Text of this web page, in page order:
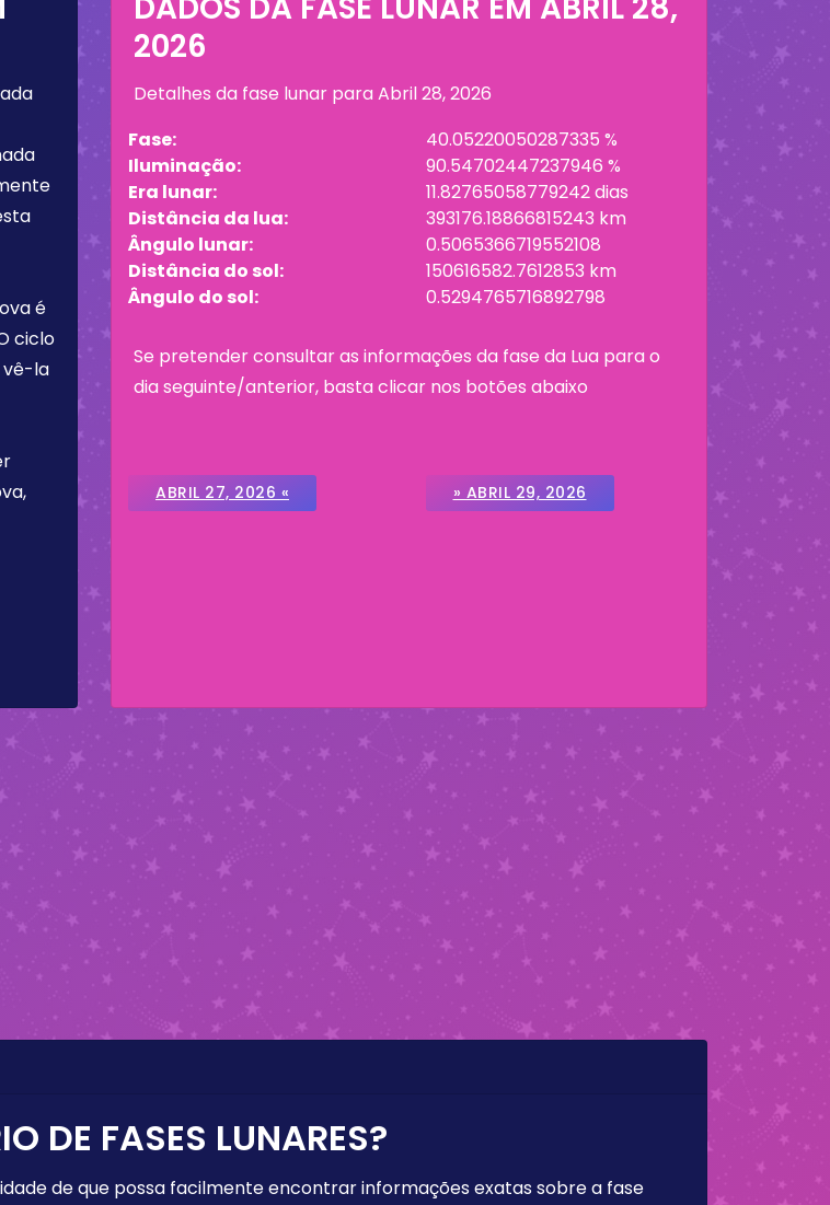
é
ciclo
vê-la
2026
Detalhes da fase lunar paraAbril 28, 2026
Fase:
40.05220050287335 %
Iluminação:
90.54702447237946 %
Era lunar:
11.82765058779242 dias
Distância da lua:
393176.18866815243 km
Ângulo lunar:
0.5065366719552108
Distância do sol:
150616582.7612853 km
Ângulo do sol:
0.5294765716892798
Se pretender consultar as informações da fase da Lua para o
dia seguinte/anterior, basta clicar nos botões abaixo
ABRIL 27, 2026 « » ABRIL 29, 2026
DE FASES LUNARES?
de que possa facilmente encontrar informações exatas sobre a fase